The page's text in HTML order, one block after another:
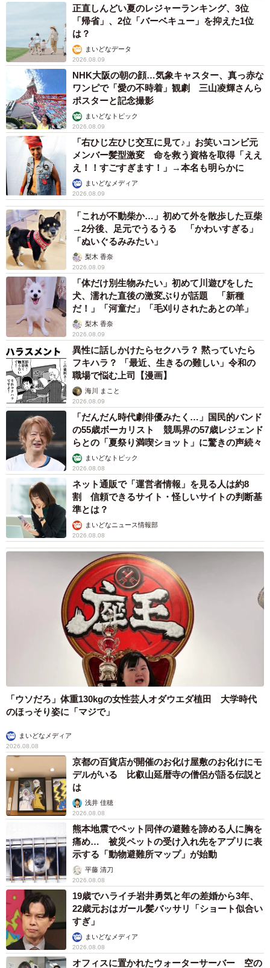
正直しんどい夏のレジャーランキング、3位
「帰省」、2位「バーベキュー」を抑えた1位
は？
まいどなデータ
2026.08.09
NHK大阪の朝の顔…気象キャスター、真っ赤な
ワンピで「愛の不時着」観劇 三山凌輝さんら
ポスターと記念撮影
まいどなトピック
2026.08.09
「右ひじ左ひじ交互に見て♪」お笑いコンビ元
メンバー髪型激変 命を救う資格を取得「ええ
え！！すごすぎます！」→本名も明らかに
まいどなメディア
2026.08.09
「これが不動柴か…」初めて外を散歩した豆柴
→2分後、足元でうるうる 「かわいすぎる」
「ぬいぐるみみたい」
梨木 香奈
2026.08.09
「体だけ別生物みたい」初めて川遊びをした
犬、濡れた直後の激変ぶりが話題 「新種
だ！」「河童だ」「毛刈りされたあとの羊」
梨木 香奈
2026.08.09
異性に話しかけたらセクハラ？ 黙っていたら
フキハラ？ 「最近、生きるの難しい」令和の
職場で悩む上司【漫画】
海川 まこと
2026.08.09
「だんだん時代劇俳優みたく…」国民的バンド
の55歳ボーカリスト 競馬界の57歳レジェンド
らとの「夏祭り満喫ショット」に驚きの声続々
まいどなトピック
2026.08.08
ネット通販で「運営者情報」を見る人は約8
割 信頼できるサイト・怪しいサイトの判断基
準とは？
まいどなニュース情報部
2026.08.08
「ウソだろ」体重130kgの女性芸人オダウエダ植田 大学時代
のほっそり姿に「マジで」
まいどなメディア
2026.08.08
京都の百貨店が開催のお化け屋敷のお化けにモ
デルがいる 比叡山延暦寺の僧侶が語る伝説と
は
浅井 佳穂
2026.08.08
熊本地震でペット同伴の避難を諦める人に胸を
痛め… 被災ペットの受け入れ先をアプリに表
示する「動物避難所マップ」が始動
平藤 清刀
2026.08.08
19歳でハライチ岩井勇気と年の差婚から3年、
22歳元おはガール髪バッサリ「ショート似合い
すぎ」
まいどなメディア
2026.08.08
オフィスに置かれたウォーターサーバー 空の